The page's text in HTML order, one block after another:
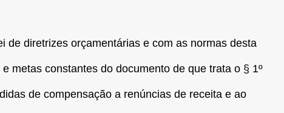
de diretrizes orçamentárias e com as normas desta
metas constantes do documento de que trata o § 1º
de compensação a renúncias de receita e ao